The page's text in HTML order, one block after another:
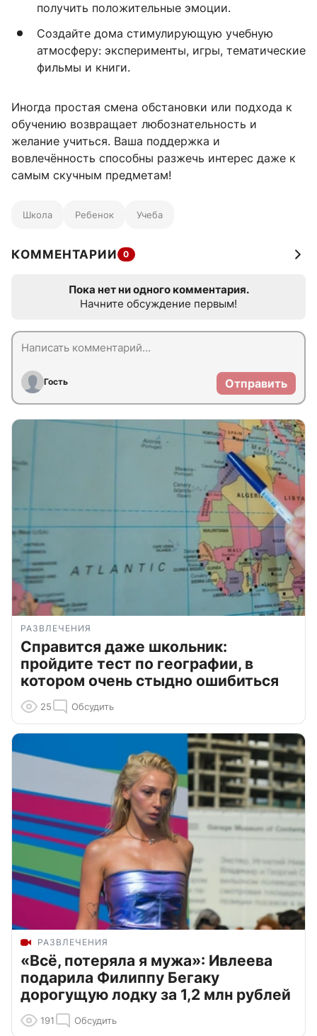
получить положительные эмоции.
Создайте дома стимулирующую учебную
атмосферу: эксперименты, игры, тематические
фильмы и книги.
Иногда простая смена обстановки или подхода к
обучению возвращает любознательность и
желание учиться. Ваша поддержка и
вовлечённость способны разжечь интерес даже к
самым скучным предметам!
Школа Ребенок Учеба
КОММЕНТАРИИ 0
Пока нет ни одного комментария.
Начните обсуждение первым!
Гость Отправить
РАЗВЛЕЧЕНИЯ
Справится даже школьник:
пройдите тест по географии, в
котором очень стыдно ошибиться
25 Обсудить
РАЗВЛЕЧЕНИЯ
«Всё, потеряла я мужа»: Ивлеева
подарила Филиппу Бегаку
дорогущую лодку за 1,2 млн рублей
191 Обсудить